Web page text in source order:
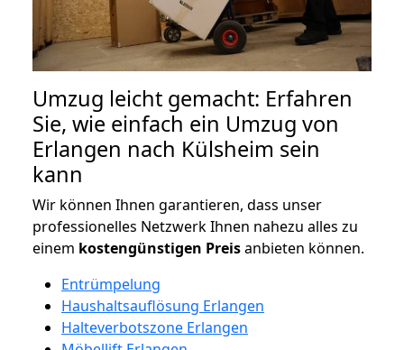
Umzug leicht gemacht: Erfahren
Sie, wie einfach ein Umzug von
Erlangen nach Külsheim sein
kann
Wir können Ihnen garantieren, dass unser
professionelles Netzwerk Ihnen nahezu alles zu
einem kostengünstigen Preisanbieten können.
Entrümpelung
Haushaltsauflösung Erlangen
Halteverbotszone Erlangen